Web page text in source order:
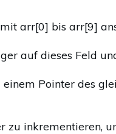
arr[0] bis arr[9]
auf dieses Feld
Pointer des
zu inkrementieren,